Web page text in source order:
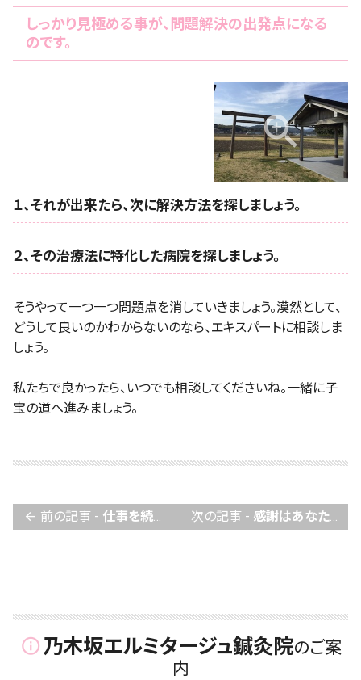
しっかり見極める事が、問題解決の出発点になる
のです。
１、それが出来たら、次に解決方法を探しましょう。
２、その治療法に特化した病院を探しましょう。
そうやって一つ一つ問題点を消していきましょう。漠然として、
どうして良いのかわからないのなら、エキスパートに相談しま
しょう。
私たちで良かったら、いつでも相談してくださいね。一緒に子
宝の道へ進みましょう。
arrow_back 前の記事 - 仕事を続ける方が、妊活のストレスは減るかも！？ 次の記事 - 感謝はあなたを助けてくれる、妊活の不思議なおまじない！
info_outline乃木坂エルミタージュ鍼灸院のご案
内